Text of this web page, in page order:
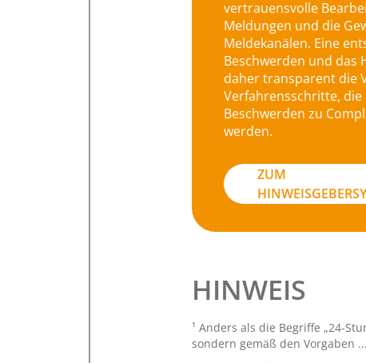
vertrauensvolle
Meldungen und die
Meldekanälen. Eine
Beschwerden und das
daher transparent die
Verfahrensschritte,
Beschwerden zu
werden.
ZUM
HINWEIS
¹ Anders als die Begriffe „24-
sondern gemäß den Vorgaben ...